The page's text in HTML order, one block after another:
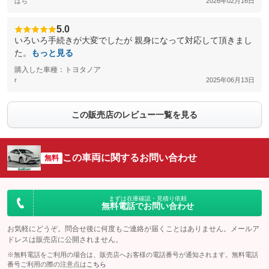
5.0
いろいろ手続きが大変でしたが 親身になって対応して頂きまし
た。
もっと見る
購入した車種：トヨタノア
r 2025年06月13日
この販売店のレビュー一覧を見る
無料 この車両に関するお問い合わせ
まずは在庫確認・見積り依頼
無料電話でお問い合わせ
お気軽にどうぞ。問合せ後に何度もご連絡が届くことはありません。メールア
ドレスは販売店に公開されません。
※無料電話をご利用の場合は、販売店へお客様の電話番号が通知されます。無料電話
番号ご利用の際の注意点は こちら